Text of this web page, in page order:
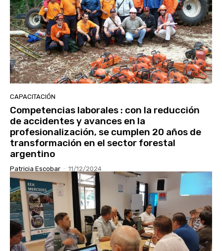
CAPACITACIÓN
Competencias laborales : con la reducción
de accidentes y avances en la
profesionalización, se cumplen 20 años de
transformación en el sector forestal
argentino
Patricia Escobar - 11/12/2024